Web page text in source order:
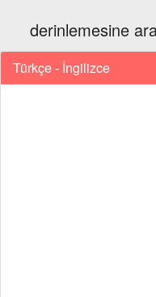
derinlemesine
Türkçe - İngilizce